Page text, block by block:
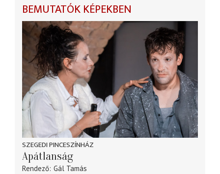
BEMUTATÓK KÉPEKBEN
SZEGEDI PINCESZÍNHÁZ
Apátlanság
Rendező Gál Tamás